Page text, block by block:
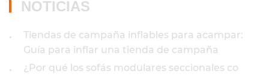
NOTICIAS
•
Tiendas de campaña inflables para acampar:
Guía para inflar una tienda de campaña
•
¿Por qué los sofás modulares seccionales co